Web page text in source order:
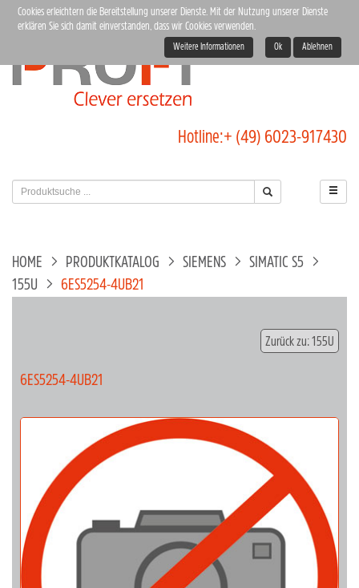
Hotline:+ (49) 6023-917430
HOME PRODUKTKATALOG SIEMENS
SIMATIC S5
155U
6ES5254-4UB21
Zurück zu: 155U
6ES5254-4UB21
Cookies erleichtern die Bereitstellung unserer Dienste. Mit der Nutzung unserer Dienste
erklären Sie sich damit einverstanden, dass wir Cookies verwenden.
Weitere Informationen Ok Ablehnen